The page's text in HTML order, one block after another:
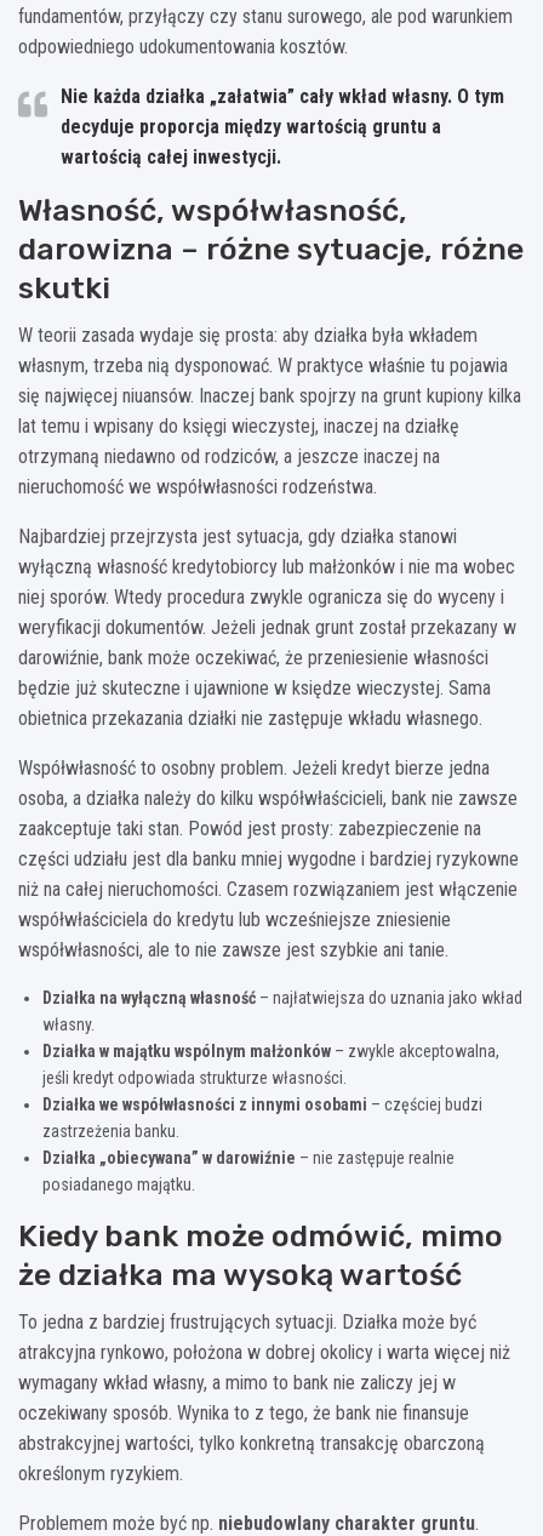
fundamentów, przyłączy czy stanu surowego, ale pod warunkiem
odpowiedniego udokumentowania kosztów.
Nie każda działka „załatwia” cały wkład własny. O tym
decyduje proporcja między wartością gruntu a
wartością całej inwestycji.
Własność, współwłasność,
darowizna – różne sytuacje, różne
skutki
W teorii zasada wydaje się prosta: aby działka była wkładem
własnym, trzeba nią dysponować. W praktyce właśnie tu pojawia
się najwięcej niuansów. Inaczej bank spojrzy na grunt kupiony kilka
lat temu i wpisany do księgi wieczystej, inaczej na działkę
otrzymaną niedawno od rodziców, a jeszcze inaczej na
nieruchomość we współwłasności rodzeństwa.
Najbardziej przejrzysta jest sytuacja, gdy działka stanowi
wyłączną własność kredytobiorcy lub małżonków i nie ma wobec
niej sporów. Wtedy procedura zwykle ogranicza się do wyceny i
weryfikacji dokumentów. Jeżeli jednak grunt został przekazany w
darowiźnie, bank może oczekiwać, że przeniesienie własności
będzie już skuteczne i ujawnione w księdze wieczystej. Sama
obietnica przekazania działki nie zastępuje wkładu własnego.
Współwłasność to osobny problem. Jeżeli kredyt bierze jedna
osoba, a działka należy do kilku współwłaścicieli, bank nie zawsze
zaakceptuje taki stan. Powód jest prosty: zabezpieczenie na
części udziału jest dla banku mniej wygodne i bardziej ryzykowne
niż na całej nieruchomości. Czasem rozwiązaniem jest włączenie
współwłaściciela do kredytu lub wcześniejsze zniesienie
współwłasności, ale to nie zawsze jest szybkie ani tanie.
Działka na wyłączną własność – najłatwiejsza do uznania jako wkład
własny.
Działka w majątku wspólnym małżonków – zwykle akceptowalna,
jeśli kredyt odpowiada strukturze własności.
Działka we współwłasności z innymi osobami – częściej budzi
zastrzeżenia banku.
Działka „obiecywana” w darowiźnie – nie zastępuje realnie
posiadanego majątku.
Kiedy bank może odmówić, mimo
że działka ma wysoką wartość
To jedna z bardziej frustrujących sytuacji. Działka może być
atrakcyjna rynkowo, położona w dobrej okolicy i warta więcej niż
wymagany wkład własny, a mimo to bank nie zaliczy jej w
oczekiwany sposób. Wynika to z tego, że bank nie finansuje
abstrakcyjnej wartości, tylko konkretną transakcję obarczoną
określonym ryzykiem.
Problemem może być np. niebudowlany charakter gruntu.